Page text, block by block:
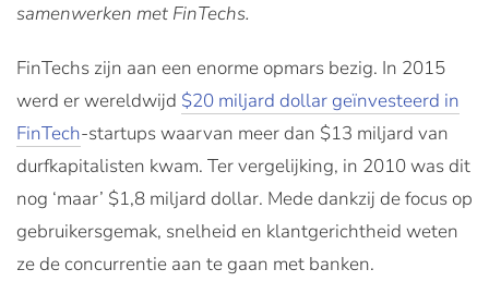
samenwerken met FinTechs.
FinTechs zijn aan een enorme opmars bezig. In 2015
werd erwereldwijd $20 miljard dollar geïnvesteerd in
FinTech-startups waarvan meer dan $13 miljard van
durfkapitalisten kwam. Ter vergelijking, in 2010 was dit
nog ‘maar’ $1,8 miljard dollar. Mede dankzij de focus op
gebruikersgemak, snelheid en klantgerichtheid weten
ze de concurrentie aan te gaan met banken.